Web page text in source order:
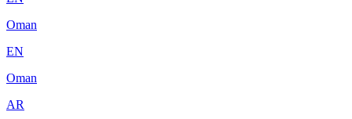
Oman
EN
Oman
AR